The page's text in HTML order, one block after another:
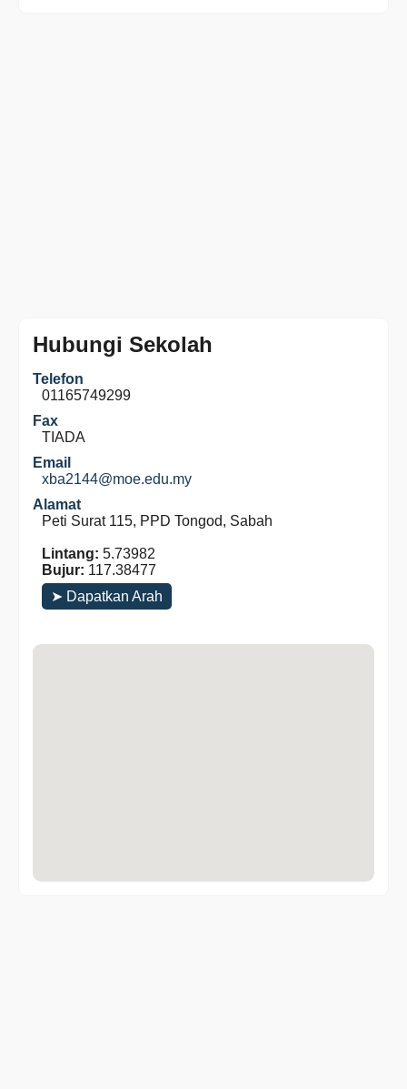
Hubungi Sekolah
Telefon
01165749299
Fax
TIADA
Email
xba2144@moe.edu.my
Alamat
Peti Surat 115, PPD Tongod, Sabah
Lintang: 5.73982
Bujur: 117.38477
➤ Dapatkan Arah